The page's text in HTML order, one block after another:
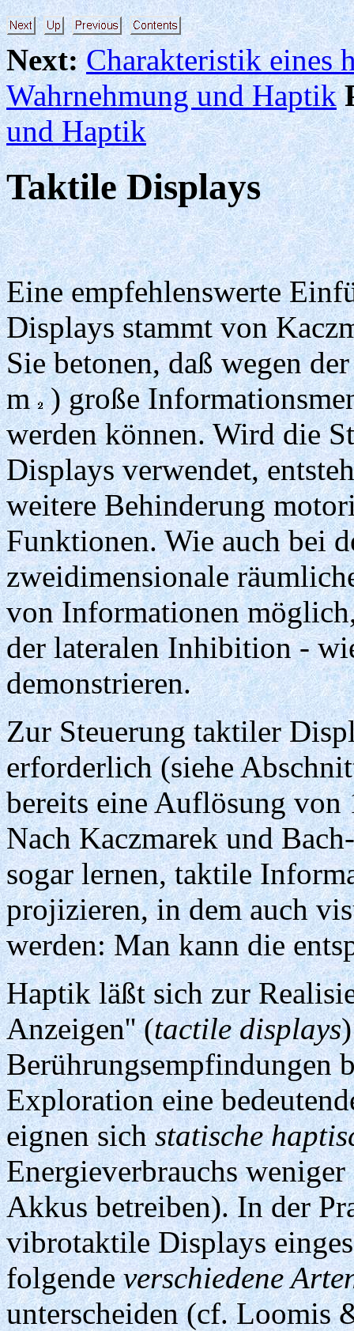
Next: Charakteristik eines
Wahrnehmung und Haptik
und Haptik
Taktile Displays
Eine empfehlenswerte
Displays stammt von
Sie betonen, daß wegen
m) große
werden können. Wird die
Displays verwendet,
weitere Behinderung
Funktionen. Wie auch bei
zweidimensionale
von Informationen
der lateralen Inhibition -
demonstrieren.
Zur Steuerung taktiler
erforderlich (siehe
bereits eine Auflösung
Nach Kaczmarek und
sogar lernen, taktile
projizieren, in dem auch
werden: Man kann die
Haptik läßt sich zur
Anzeigen'' (tactile displays
Berührungsempfindungen
Exploration eine
eignen sichstatische
Energieverbrauchs
Akkus betreiben). In der
vibrotaktile Displays
folgendeverschiedene
unterscheiden (cf. Loomis